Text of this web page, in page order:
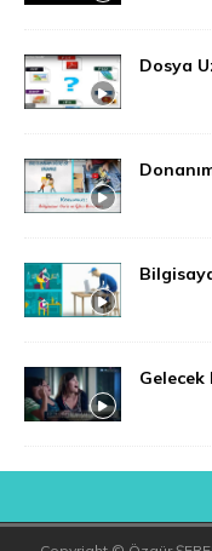
Dosya
Gelecek